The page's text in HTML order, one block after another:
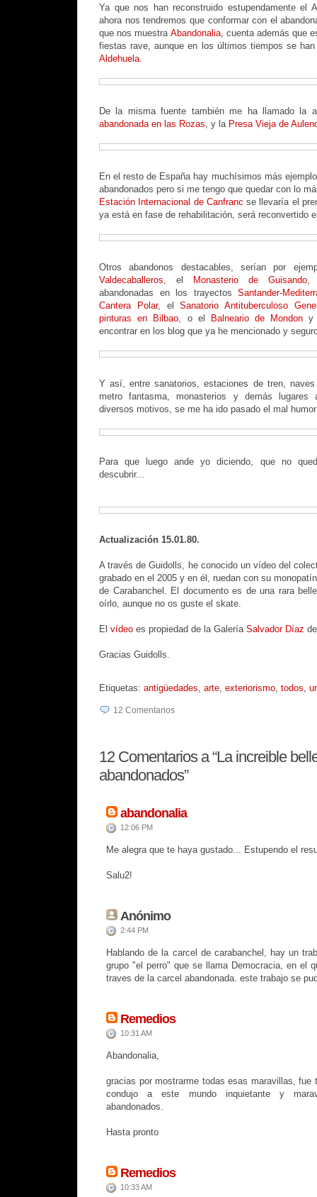
Ya que nos han reconstruido estupendamente el
ahora nos tendremos que conformar con el
que nos muestra Abandonalia, cuenta además que
fiestas rave, aunque en los últimos tiempos se
Aldehuela.
De la misma fuente también me ha llamado la
abandonada en las Rozas, y la Presa Vieja de
En el resto de España hay muchísimos más
abandonados pero si me tengo que quedar con lo
Estación Internacional de Canfranc se llevaría el
ya está en fase de rehabilitación, será reconvertido
Otros abandonos destacables, serían por
Valdecaballeros, el Monasterio de Guisando,
abandonadas en los trayectosSantander-
Cantera Polar, elSanatorio Antituberculoso
pinturas en Bilbao, o el Balneario de Mondon y
encontrar en los blog que ya he mencionado y
Y así, entre sanatorios, estaciones de tren,
metro fantasma, monasterios y demás lugares
diversos motivos, se me ha ido pasado el mal
Para que luego ande yo diciendo, que no
descubrir...
Actualización 15.01.80.
A través de Guidolls, he conocido un vídeo del
grabado en el 2005 y en él, ruedan con su
de Carabanchel. El documento es de una rara
oírlo, aunque no os guste el skate.
El vídeo es propiedad de la Galería Salvador Díaz
Gracias Guidolls.
Etiquetas: antigüedades arte exteriorismo todos
12 Comentarios
12 Comentarios a “La increible
abandonados”
abandonalia
12:06 PM
Me alegra que te haya gustado... Estupendo el
Salu2!
Anónimo
2:44 PM
Hablando de la carcel de carabanchel, hay un
grupo "el perro" que se llama Democracia, en el
traves de la carcel abandonada. este trabajo se
Remedios
10:31 AM
Abandonalia,
gracias por mostrarme todas esas maravillas, fue
condujo a este mundo inquietante y
abandonados.
Hasta pronto
Remedios
10:33 AM